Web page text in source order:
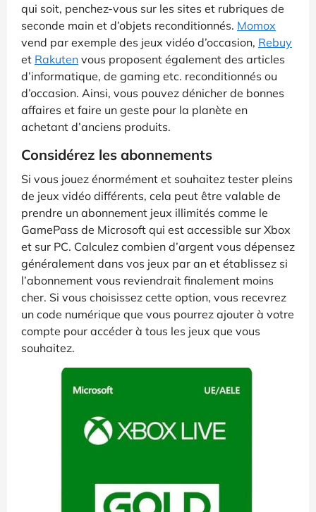
qui soit, penchez-vous sur les sites et rubriques de
seconde main et d’objets reconditionnés. Momox
vend par exemple des jeux vidéo d’occasion, Rebuy
et Rakuten vous proposent également des articles
d’informatique, de gaming etc. reconditionnés ou
d’occasion. Ainsi, vous pouvez dénicher de bonnes
affaires et faire un geste pour la planète en
achetant d’anciens produits.
Considérez les abonnements
Si vous jouez énormément et souhaitez tester pleins
de jeux vidéo différents, cela peut être valable de
prendre un abonnement jeux illimités comme le
GamePass de Microsoft qui est accessible sur Xbox
et sur PC. Calculez combien d’argent vous dépensez
généralement dans vos jeux par an et établissez si
l’abonnement vous reviendrait finalement moins
cher. Si vous choisissez cette option, vous recevrez
un code numérique que vous pourrez ajouter à votre
compte pour accéder à tous les jeux que vous
souhaitez.